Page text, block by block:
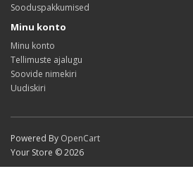
Sooduspakkumised
Minu konto
Minu konto
Tellimuste ajalugu
Soovide nimekiri
Uudiskiri
Powered By OpenCart
Your Store © 2026